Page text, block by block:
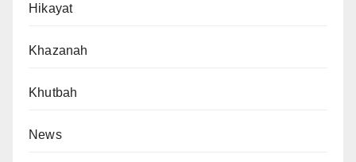
Hikayat
Khazanah
Khutbah
News